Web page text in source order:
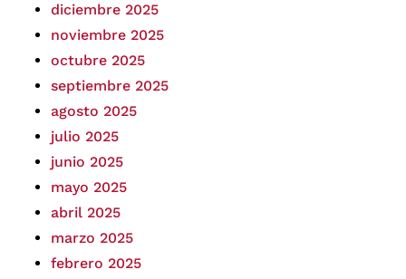
diciembre 2025
noviembre 2025
octubre 2025
septiembre 2025
agosto 2025
julio 2025
junio 2025
mayo 2025
abril 2025
marzo 2025
febrero 2025